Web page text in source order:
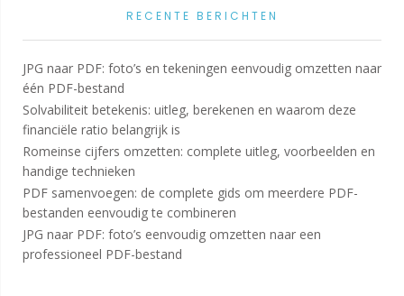
RECENTE BERICHTEN
JPG naar PDF: foto’s en tekeningen eenvoudig omzetten naar
één PDF-bestand
Solvabiliteit betekenis: uitleg, berekenen en waarom deze
financiële ratio belangrijk is
Romeinse cijfers omzetten: complete uitleg, voorbeelden en
handige technieken
PDF samenvoegen: de complete gids om meerdere PDF-
bestanden eenvoudig te combineren
JPG naar PDF: foto’s eenvoudig omzetten naar een
professioneel PDF-bestand